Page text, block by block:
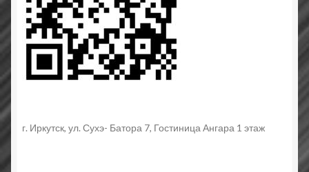
г. Иркутск, ул. Сухэ- Батора 7, Гостиница Ангара 1 этаж